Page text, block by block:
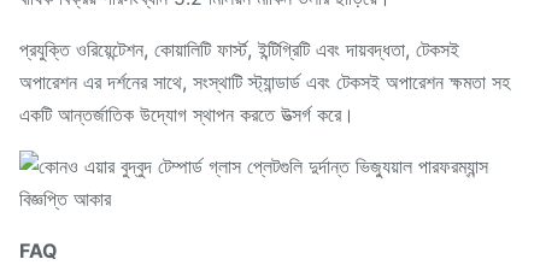
প্রযুক্তি ওরিয়েন্টেশন, কোয়ালিটি ফার্স্ট, ইন্টিগ্রিটি এবং দায়বদ্ধতা, টেকসই
অপারেশন এর দর্শনের সাথে, সংস্থাটি স্ট্যান্ডার্ড এবং টেকসই অপারেশন ক্ষমতা সহ
একটি আন্তর্জাতিক উদ্যোগ স্থাপন করতে উত্সর্গ করে।
FAQ